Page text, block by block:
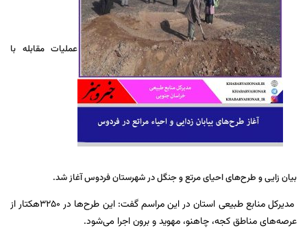
عملیات مقابله با
بیان زایی و طرح‌های احیای مرتع و جنگل در شهرستان فردوس آغاز شد.
مدیرکل منابع طبیعی استان در این مراسم گفت: این طرح‌ها در ۳۲۵۰هکتار از
عرصه‌های مناطق کجه، چاهنو، مهوید و برون اجرا می‌شود.